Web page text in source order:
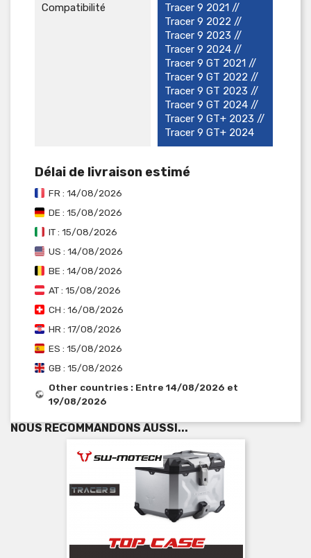
Compatibilité
Tracer 9 2021 //
Tracer 9 2022 //
Tracer 9 2023 //
Tracer 9 2024 //
Tracer 9 GT 2021 //
Tracer 9 GT 2022 //
Tracer 9 GT 2023 //
Tracer 9 GT 2024 //
Tracer 9 GT+ 2023 //
Tracer 9 GT+ 2024
Délai de livraison estimé
FR : 14/08/2026
DE : 15/08/2026
IT : 15/08/2026
US : 14/08/2026
BE : 14/08/2026
AT : 15/08/2026
CH : 16/08/2026
HR : 17/08/2026
ES : 15/08/2026
GB : 15/08/2026
Other countries : Entre 14/08/2026 et
19/08/2026
NOUS RECOMMANDONS AUSSI...